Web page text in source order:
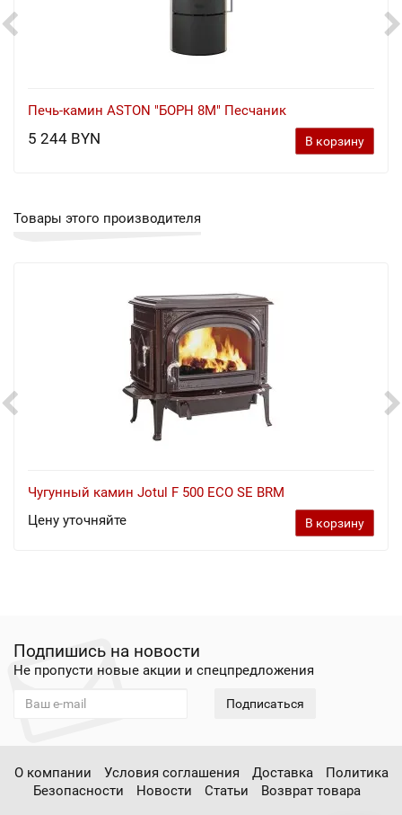
Печь-камин ASTON "БОРН 8М" Песчаник
5 244 BYN В корзину
Товары этого производителя
Чугунный камин Jotul F 500 ECO SE BRM
Цену уточняйте
В корзину
Подпишись на новости
Не пропусти новые акции и спецпредложения
Подписаться
О компании Условия соглашения Доставка
Политика
Безопасности
Новости Статьи Возврат товара